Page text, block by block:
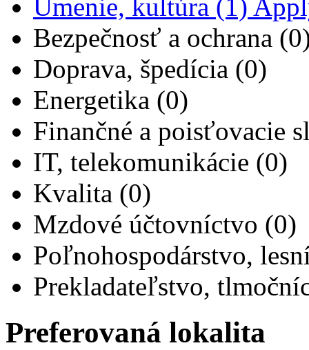
Umenie, kultúra (1)
Bezpečnosť a ochrana
Doprava, špedícia (0)
Energetika (0)
Finančné a poisťovacie
IT, telekomunikácie (0)
Kvalita (0)
Mzdové účtovníctvo (0)
Poľnohospodárstvo,
Prekladateľstvo,
Preferovaná lokalita